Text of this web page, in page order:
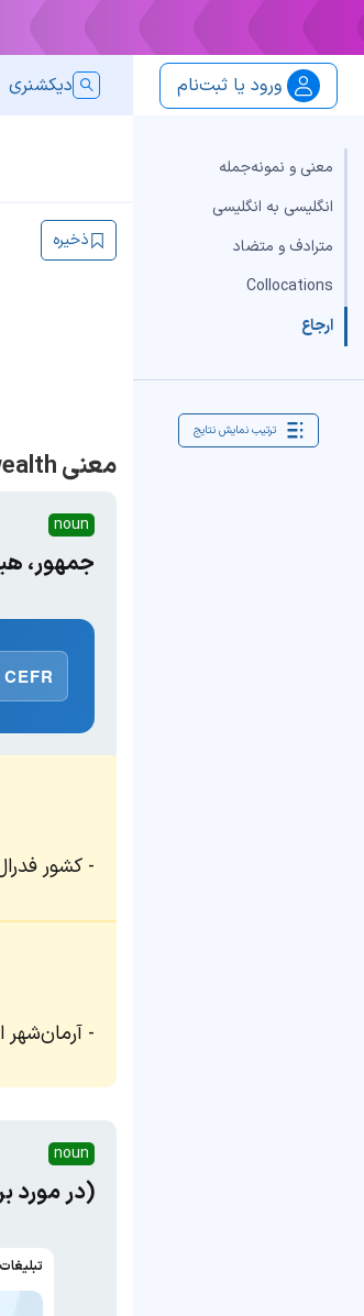
ورود یا ثبت‌نام دیکشنری
معنی و نمونه‌جمله
انگلیسی به انگلیسی
مترادف و متضاد
Collocations
ارجاع
ترتیب نمایش نتایج
ذخیره
معنی commonwealth | جمله با commonwealth
noun
جمهور،
CEFR
کشور
noun
(در مورد
تبلیغات